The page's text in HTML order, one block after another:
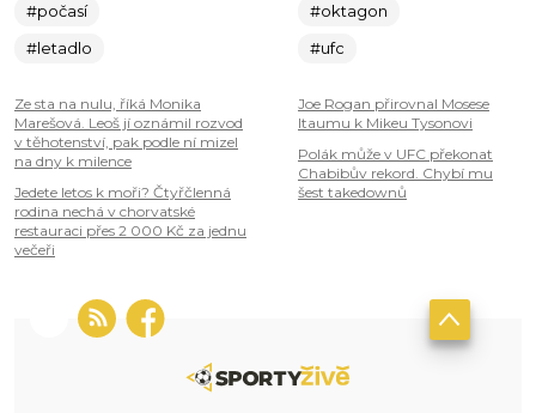
#počasí
#letadlo
Ze sta na nulu, říká Monika
Marešová. Leoš jí oznámil rozvod
v těhotenství, pak podle ní mizel
na dny k milence
Jedete letos k moři? Čtyřčlenná
rodina nechá v chorvatské
restauraci přes 2 000 Kč za jednu
večeři
#oktagon
#ufc
Joe Rogan přirovnal Mosese
Itaumu k Mikeu Tysonovi
Polák může v UFC překonat
Chabibův rekord. Chybí mu
šest takedownů